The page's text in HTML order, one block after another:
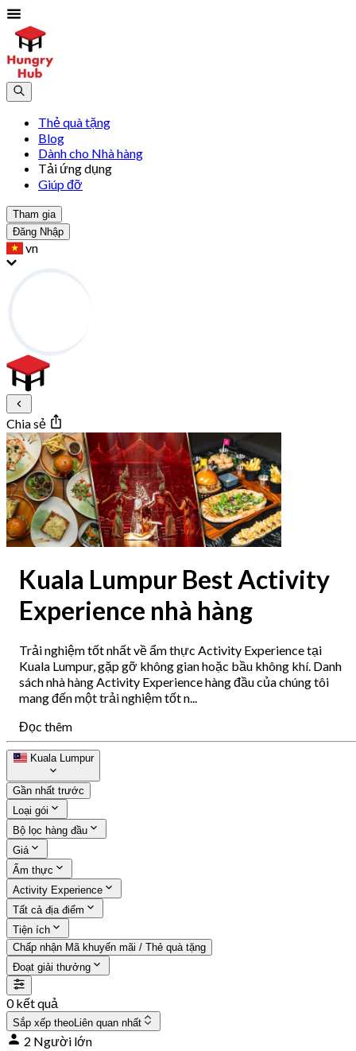
Thẻ quà tặng
Blog
Dành cho Nhà hàng
Tải ứng dụng
Giúp đỡ
Tham gia
Đăng Nhập
vn
Chia sẻ
Kuala Lumpur Best Activity
Experience nhà hàng
Trải nghiệm tốt nhất về ẩm thực Activity Experience tại
Kuala Lumpur, gặp gỡ không gian hoặc bầu không khí. Danh
sách nhà hàng Activity Experience hàng đầu của chúng tôi
mang đến một trải nghiệm tốt n...
Đọc thêm
Kuala Lumpur
Gần nhất trước
Loại gói
Bộ lọc hàng đầu
Giá
Ẩm thực
Activity Experience
Tất cả địa điểm
Tiện ích
Chấp nhận Mã khuyến mãi / Thẻ quà tặng
Đoạt giải thưởng
0 kết quả
Sắp xếp theoLiên quan nhất
2 Người lớn